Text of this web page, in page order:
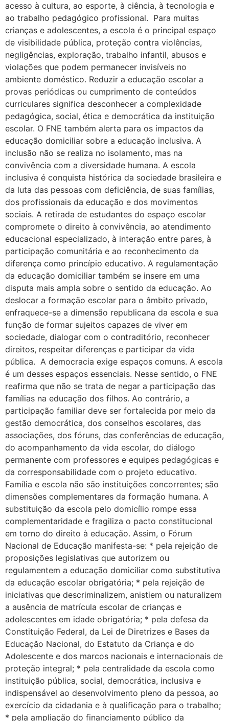
acesso à cultura, ao esporte, à ciência, à tecnologia e
ao trabalho pedagógico profissional. Para muitas
crianças e adolescentes, a escola é o principal espaço
de visibilidade pública, proteção contra violências,
negligências, exploração, trabalho infantil, abusos e
violações que podem permanecer invisíveis no
ambiente doméstico. Reduzir a educação escolar a
provas periódicas ou cumprimento de conteúdos
curriculares significa desconhecer a complexidade
pedagógica, social, ética e democrática da instituição
escolar. O FNE também alerta para os impactos da
educação domiciliar sobre a educação inclusiva. A
inclusão não se realiza no isolamento, mas na
convivência com a diversidade humana. A escola
inclusiva é conquista histórica da sociedade brasileira e
da luta das pessoas com deficiência, de suas famílias,
dos profissionais da educação e dos movimentos
sociais. A retirada de estudantes do espaço escolar
compromete o direito à convivência, ao atendimento
educacional especializado, à interação entre pares, à
participação comunitária e ao reconhecimento da
diferença como princípio educativo. A regulamentação
da educação domiciliar também se insere em uma
disputa mais ampla sobre o sentido da educação. Ao
deslocar a formação escolar para o âmbito privado,
enfraquece-se a dimensão republicana da escola e sua
função de formar sujeitos capazes de viver em
sociedade, dialogar com o contraditório, reconhecer
direitos, respeitar diferenças e participar da vida
pública. A democracia exige espaços comuns. A escola
é um desses espaços essenciais. Nesse sentido, o FNE
reafirma que não se trata de negar a participação das
famílias na educação dos filhos. Ao contrário, a
participação familiar deve ser fortalecida por meio da
gestão democrática, dos conselhos escolares, das
associações, dos fóruns, das conferências de educação,
do acompanhamento da vida escolar, do diálogo
permanente com professores e equipes pedagógicas e
da corresponsabilidade com o projeto educativo.
Família e escola não são instituições concorrentes; são
dimensões complementares da formação humana. A
substituição da escola pelo domicílio rompe essa
complementaridade e fragiliza o pacto constitucional
em torno do direito à educação. Assim, o Fórum
Nacional de Educação manifesta-se: * pela rejeição de
proposições legislativas que autorizem ou
regulamentem a educação domiciliar como substitutiva
da educação escolar obrigatória; * pela rejeição de
iniciativas que descriminalizem, anistiem ou naturalizem
a ausência de matrícula escolar de crianças e
adolescentes em idade obrigatória; * pela defesa da
Constituição Federal, da Lei de Diretrizes e Bases da
Educação Nacional, do Estatuto da Criança e do
Adolescente e dos marcos nacionais e internacionais de
proteção integral; * pela centralidade da escola como
instituição pública, social, democrática, inclusiva e
indispensável ao desenvolvimento pleno da pessoa, ao
exercício da cidadania e à qualificação para o trabalho;
* pela ampliação do financiamento público da